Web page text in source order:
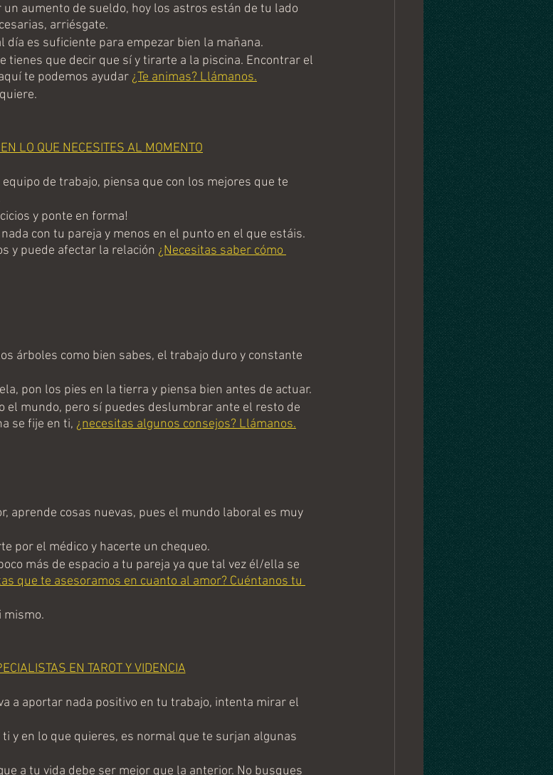
un aumento de sueldo, hoy los astros están de tu lado
arriésgate.
día es suficiente para empezar bien la mañana.
tienes que decir que sí y tirarte a la piscina. Encontrar el
te podemos ayudar ¿Te animas? Llámanos.
LO QUE NECESITES AL MOMENTO
equipo de trabajo, piensa que con los mejores que te
y ponte en forma!
con tu pareja y menos en el punto en el que estáis.
y puede afectar la relación ¿Necesitas saber cómo
árboles como bien sabes, el trabajo duro y constante
pon los pies en la tierra y piensa bien antes de actuar.
el mundo, pero sí puedes deslumbrar ante el resto de
se fije en ti, ¿necesitas algunos consejos? Llámanos.
aprende cosas nuevas, pues el mundo laboral es muy
por el médico y hacerte un chequeo.
más de espacio a tu pareja ya que tal vez él/ella se
que te asesoramos en cuanto al amor? Cuéntanos tu
mismo.
EN TAROT Y VIDENCIA
a aportar nada positivo en tu trabajo, intenta mirar el
y en lo que quieres, es normal que te surjan algunas
a tu vida debe ser mejor que la anterior. No busques